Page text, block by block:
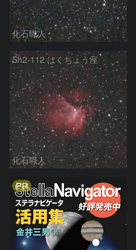
化石職人
Sh2-112 はくちょう座
化石職人
PR